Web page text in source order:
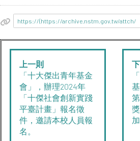
https://(https://archive.nstm.gov.tw/attch/
上一則
「十大傑出青年基金
會」，辦理2024年
「十傑社會創新實踐
平臺計畫」報名徵
件，邀請本校人員報
名。
加